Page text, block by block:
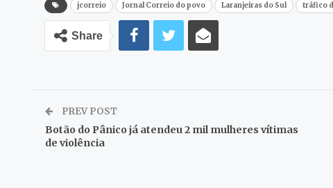
jcorreio Jornal Correio do povo Laranjeiras do Sul tráfico
Share
PREV POST
Botão do Pânico já atendeu 2 mil mulheres vítimas
de violência